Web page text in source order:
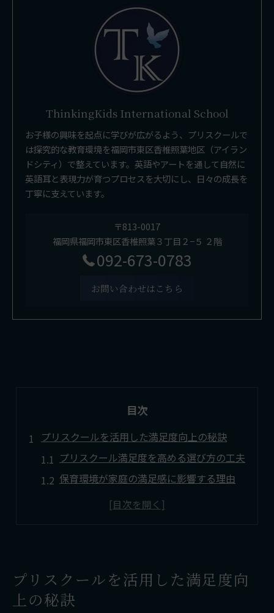
ThinkingKids International School
お子様の興味を起点に学びが広がるよう、プリスクールで
は探究的な教育環境を福岡市東区香椎照葉地区（アイラン
ドシティ）で整えています。英語やアートを通して自然に
英語耳と表現力が育つプロセスを大切にし、日々の成長を
丁寧に支えています。
〒813-0017
福岡県福岡市東区香椎照葉３丁目２−５ ２階
092-673-0783
お問い合わせはこちら
目次
プリスクールを活用した満足度向上の秘訣
プリスクール満足度を高める選び方の工夫
保育環境が家庭の満足感に影響する理由
最新プリスクール情報で安心の園選択へ
プリスクール選びで重要な支援制度の把握
家族に合うプリスクール環境の見極め方
プリスクールを活用した満足度向
上の秘訣